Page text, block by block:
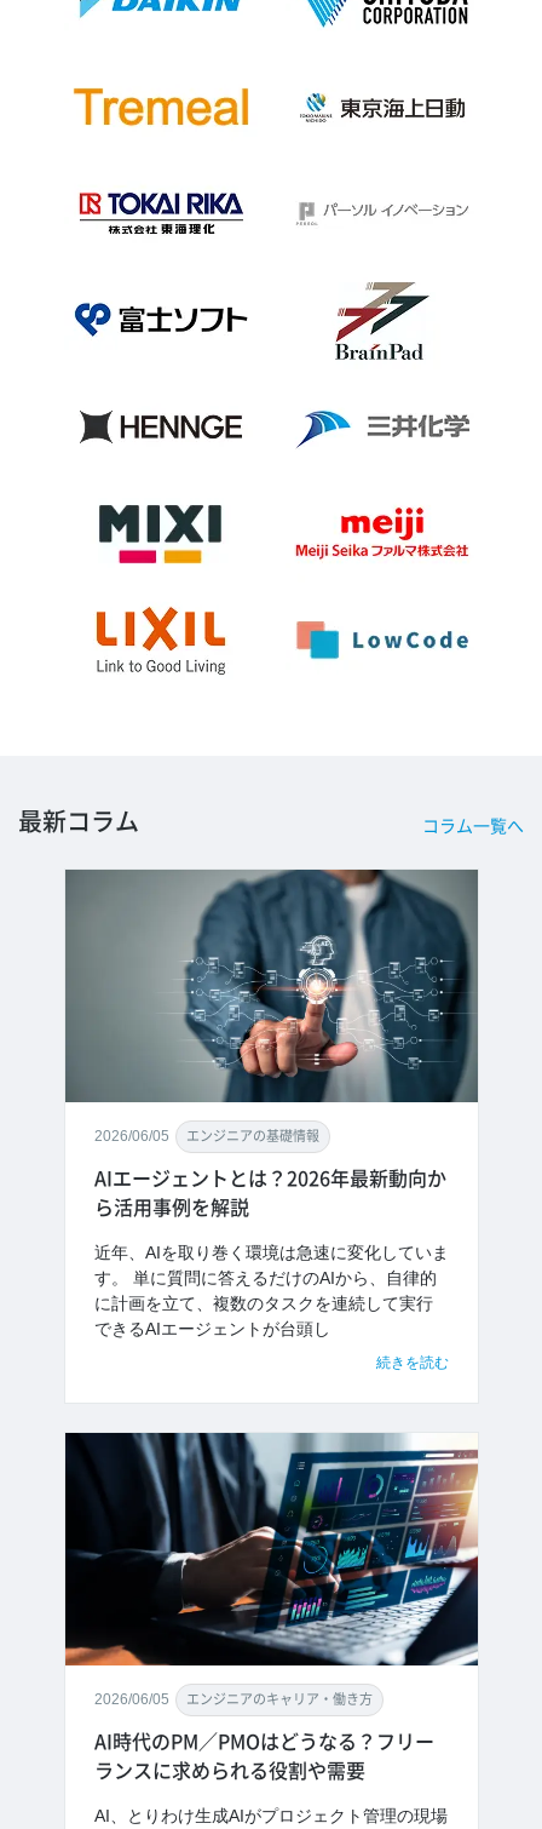
最新コラム コラム一覧へ
2026/06/05 エンジニアの基礎情報
AIエージェントとは？2026年最新動向か
ら活用事例を解説
近年、AIを取り巻く環境は急速に変化していま
す。 単に質問に答えるだけのAIから、自律的
に計画を立て、複数のタスクを連続して実行
できるAIエージェントが台頭し
続きを読む
2026/06/05 エンジニアのキャリア・働き方
AI時代のPM／PMOはどうなる？フリー
ランスに求められる役割や需要
AI、とりわけ生成AIがプロジェクト管理の現場